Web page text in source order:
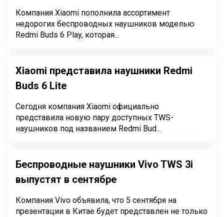
Компания Xiaomi пополнила ассортимент
недорогих беспроводных наушников моделью
Redmi Buds 6 Play, которая...
Xiaomi представила наушники Redmi
Buds 6 Lite
Сегодня компания Xiaomi официально
представила новую пару доступных TWS-
наушников под названием Redmi Bud...
Беспроводные наушники Vivo TWS 3i
выпустят в сентябре
Компания Vivo объявила, что 5 сентября на
презентации в Китае будет представлен не только